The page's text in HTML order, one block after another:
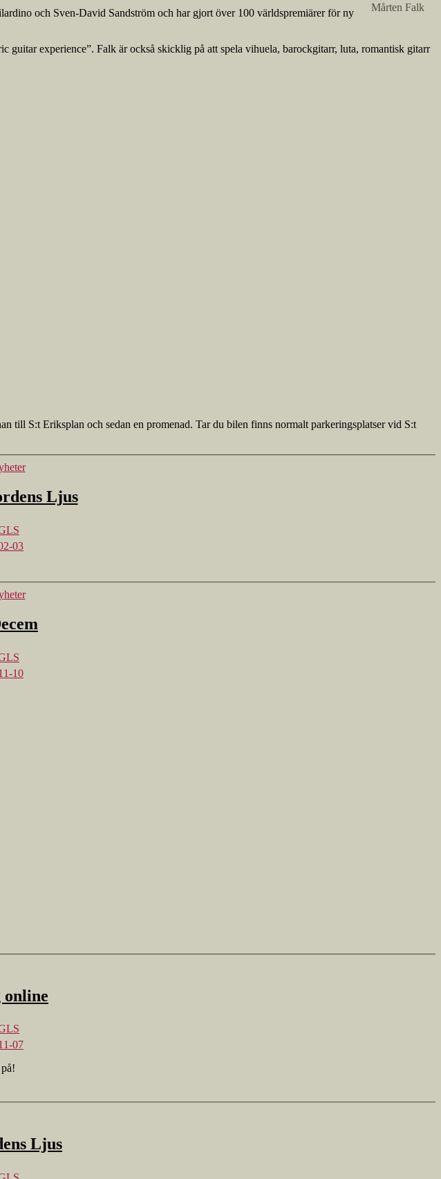
Mårten Falk
och Sven-David Sandström och har gjort över 100 världspremiärer för ny
experience”. Falk är också skicklig på att spela vihuela, barockgitarr, luta, romantisk gitarr
till S:t Eriksplan och sedan en promenad. Tar du bilen finns normalt parkeringsplatser vid S:t
Ljus
03
10
07
Ljus